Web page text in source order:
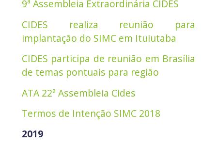
9ª Assembleia Extraordinária CIDES
CIDES realiza reunião para
implantação do SIMC em Ituiutaba
CIDES participa de reunião em Brasília
de temas pontuais para região
ATA 22ª Assembleia Cides
Termos de Intenção SIMC 2018
2019